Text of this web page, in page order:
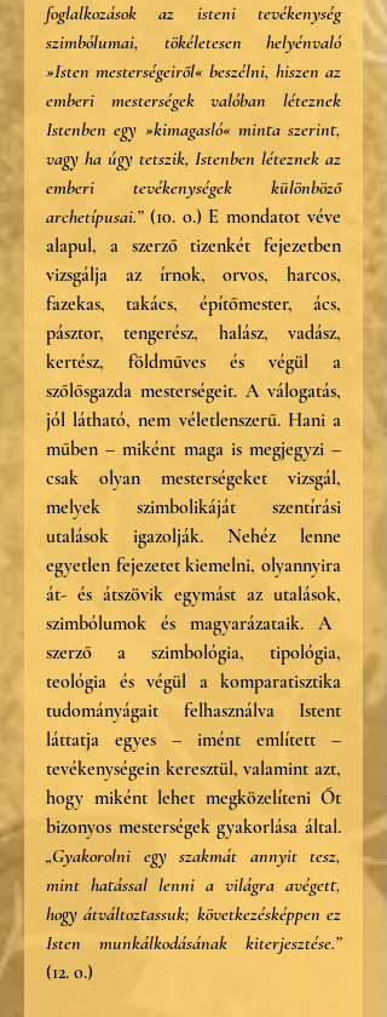
foglalkozások az isteni tevékenység
szimbólumai, tökéletesen helyénvaló
»Isten mesterségeiről« beszélni, hiszen az
emberi mesterségek valóban léteznek
Istenben egy »kimagasló« minta szerint,
vagy ha úgy tetszik, Istenben léteznek az
emberi tevékenységek különböző
archetípusai.” (10. o.) E mondatot véve
alapul, a szerző tizenkét fejezetben
vizsgálja az írnok, orvos, harcos,
fazekas, takács, építőmester, ács,
pásztor, tengerész, halász, vadász,
kertész, földműves és végül a
szőlősgazda mesterségeit. A válogatás,
jól látható, nem véletlenszerű. Hani a
műben – miként maga is megjegyzi –
csak olyan mesterségeket vizsgál,
melyek szimbolikáját szentírási
utalások igazolják. Nehéz lenne
egyetlen fejezetet kiemelni, olyannyira
át- és átszövik egymást az utalások,
szimbólumok és magyarázataik. A
szerző a szimbológia, tipológia,
teológia és végül a komparatisztika
tudományágait felhasználva Istent
láttatja egyes – imént említett –
tevékenységein keresztül, valamint azt,
hogy miként lehet megközelíteni Őt
„Gyakorolni egy szakmát annyit tesz,
mint hatással lenni a világra avégett,
hogy átváltoztassuk; következésképpen ez
Isten munkálkodásának kiterjesztése.”
(12. o.)